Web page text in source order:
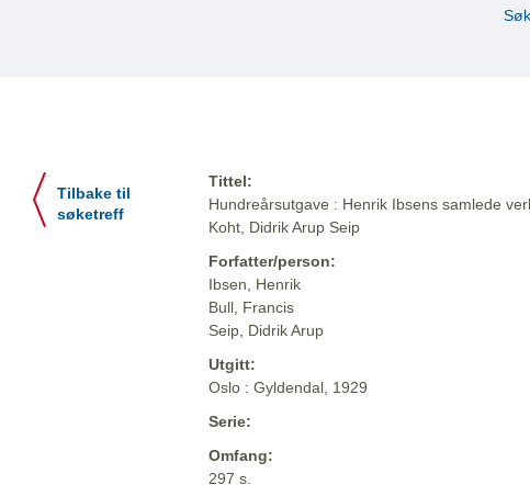
Søk
Tilbake til
søketreff
Tittel:
Hundreårsutgave : Henrik Ibsens samlede
Koht, Didrik Arup Seip
Forfatter/person:
Ibsen, Henrik
Bull, Francis
Seip, Didrik Arup
Utgitt:
Oslo : Gyldendal, 1929
Serie:
Omfang:
297 s.